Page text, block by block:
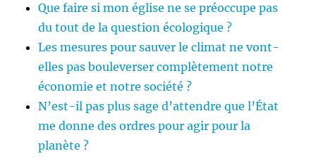
Que faire si mon église ne se préoccupe pas
du tout de la question écologique ?
Les mesures pour sauver le climat ne vont-
elles pas bouleverser complètement notre
économie et notre société ?
N’est-il pas plus sage d’attendre que l’État
me donne des ordres pour agir pour la
planète ?